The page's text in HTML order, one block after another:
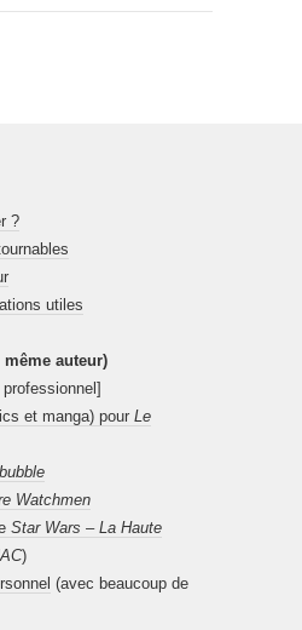
?
utiles
même auteur)
professionnel]
et manga) pour Le
bubble
Watchmen
Star Wars – La Haute
)
(avec beaucoup de